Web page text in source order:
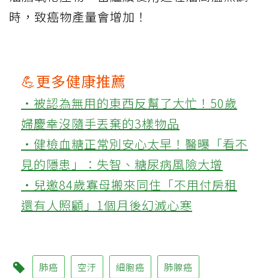
時，致癌物產量會增加！
💪更多健康推薦
‧被認為無用的東西反幫了大忙！50歲
婦慶幸沒隨手丟棄的3樣物品
‧健檢血糖正常別安心太早！醫曝「看不
見的隱患」：失智、糖尿病風險大增
‧兒邀84歲寡母搬來同住「不用付房租
還有人照顧」1個月後幻滅心寒
肺癌 空汙 細胞癌 肺腺癌